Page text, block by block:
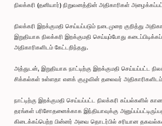
நிலக்கரி (தனியார்) நிறுவனத்தின் அதிகாரிகள்
நிலக்கரி இறக்குமதி செய்யப்படும் நடைமுறை குறித்து
இறுதியாக நிலக்கரி இறக்குமதி செய்யும்போது
அதிகாரிகளிடம் கேட்டறிந்தது.
அத்துடன், இறுதியாக நாட்டிற்கு இறக்குமதி செய்யப்பட்ட
சிக்கல்கள் உள்ளதா எனக் குழுவின் தலைவர்
நாட்டிற்கு இறக்குமதி செய்யப்பட்ட நிலக்கரி கப்பல்களில்
தரங்கள் பரிசோதனைக்காக இந்தியாவுக்கு
கிடைக்கப்பெற்ற பின்னர் அவை தொடர்பில் சரியான